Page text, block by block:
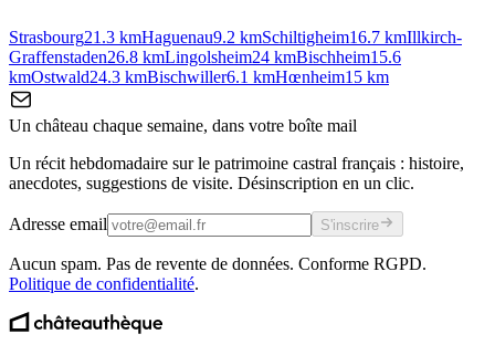
Strasbourg21.3 kmHaguenau9.2 kmSchiltigheim16.7 kmIllkirch-
Graffenstaden26.8 kmLingolsheim24 kmBischheim15.6
kmOstwald24.3 kmBischwiller6.1 kmHœnheim15 km
Un château chaque semaine, dans votre boîte mail
Un récit hebdomadaire sur le patrimoine castral français : histoire,
anecdotes, suggestions de visite. Désinscription en un clic.
Adresse email S'inscrire
Aucun spam. Pas de revente de données. Conforme RGPD.
Politique de confidentialité.